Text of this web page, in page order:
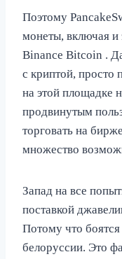
Поэтому
монеты, включая
Binance Bitcoin .
с криптой, просто
на этой площадке
продвинутым
торговать на
множество
Запад на все
поставкой
Потому что
белоруссии. Это